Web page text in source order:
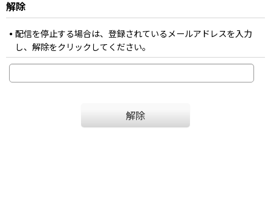
解除
配信を停止する場合は、登録されているメールアドレスを入力
し、解除をクリックしてください。
解除